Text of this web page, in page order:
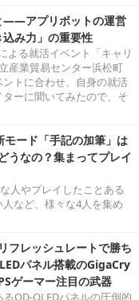
――アプリボットの運営
み力」の重要性
よる就活イベント「キャリ
産業貿易センター浜松町
トに合わせ、自身の就活
ーに聞いてみたので、そ
ード「手記の加筆」は
うなの？集まってプレイ
人やプレイしたことある
など、様々な4人を集め
フレッシュレートで勝ち
パネル搭載のGigaCry
ゲーマー注目の武器
るQD-OLEDパネルの圧倒的